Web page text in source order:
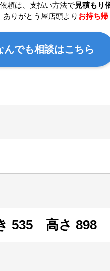
頼は、支払い方法で見積もり
ありがとう屋店頭より お持ち帰
んでも相談はこちら
535 高さ 898